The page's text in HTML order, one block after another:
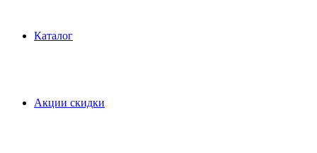
Каталог
Акции скидки